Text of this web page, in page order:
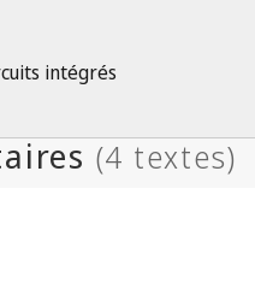
intégrés